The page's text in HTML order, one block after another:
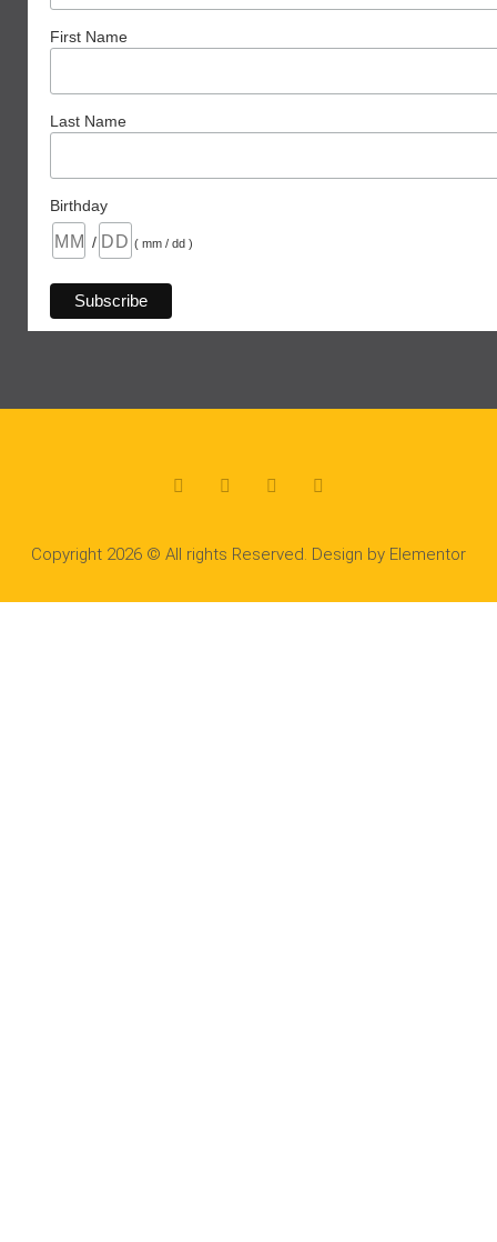
First Name
Last Name
Birthday
/ ( mm / dd )
Copyright 2026 © All rights Reserved. Design by Elementor